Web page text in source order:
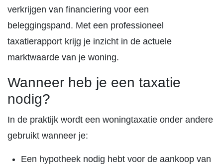
verkrijgen van financiering voor een
beleggingspand. Met een professioneel
taxatierapport krijg je inzicht in de actuele
marktwaarde van je woning.
Wanneer heb je een taxatie
nodig?
In de praktijk wordt een woningtaxatie onder andere
gebruikt wanneer je:
Een hypotheek nodig hebt voor de aankoop van